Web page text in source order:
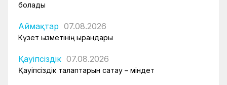
болады
Аймақтар 07.08.2026
Күзет қызметінің қырандары
Қауіпсіздік 07.08.2026
Қауіпсіздік талаптарын сақтау – міндет